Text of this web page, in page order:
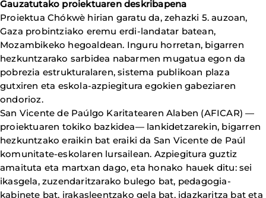
Gauzatutako proiektuaren deskribapena
Proiektua Chókwè hirian garatu da, zehazki 5. auzoan,
Gaza probintziako eremu erdi-landatar batean,
Mozambikeko hegoaldean. Inguru horretan, bigarren
hezkuntzarako sarbidea nabarmen mugatua egon da
pobrezia estrukturalaren, sistema publikoan plaza
gutxiren eta eskola-azpiegitura egokien gabeziaren
ondorioz.
San Vicente de Paúlgo Karitatearen Alaben (AFICAR) —
proiektuaren tokiko bazkidea— lankidetzarekin, bigarren
hezkuntzako eraikin bat eraiki da San Vicente de Paúl
komunitate-eskolaren lursailean. Azpiegitura guztiz
amaituta eta martxan dago, eta honako hauek ditu: sei
ikasgela, zuzendaritzarako bulego bat, pedagogia-
kabinete bat, irakasleentzako gela bat, idazkaritza bat eta